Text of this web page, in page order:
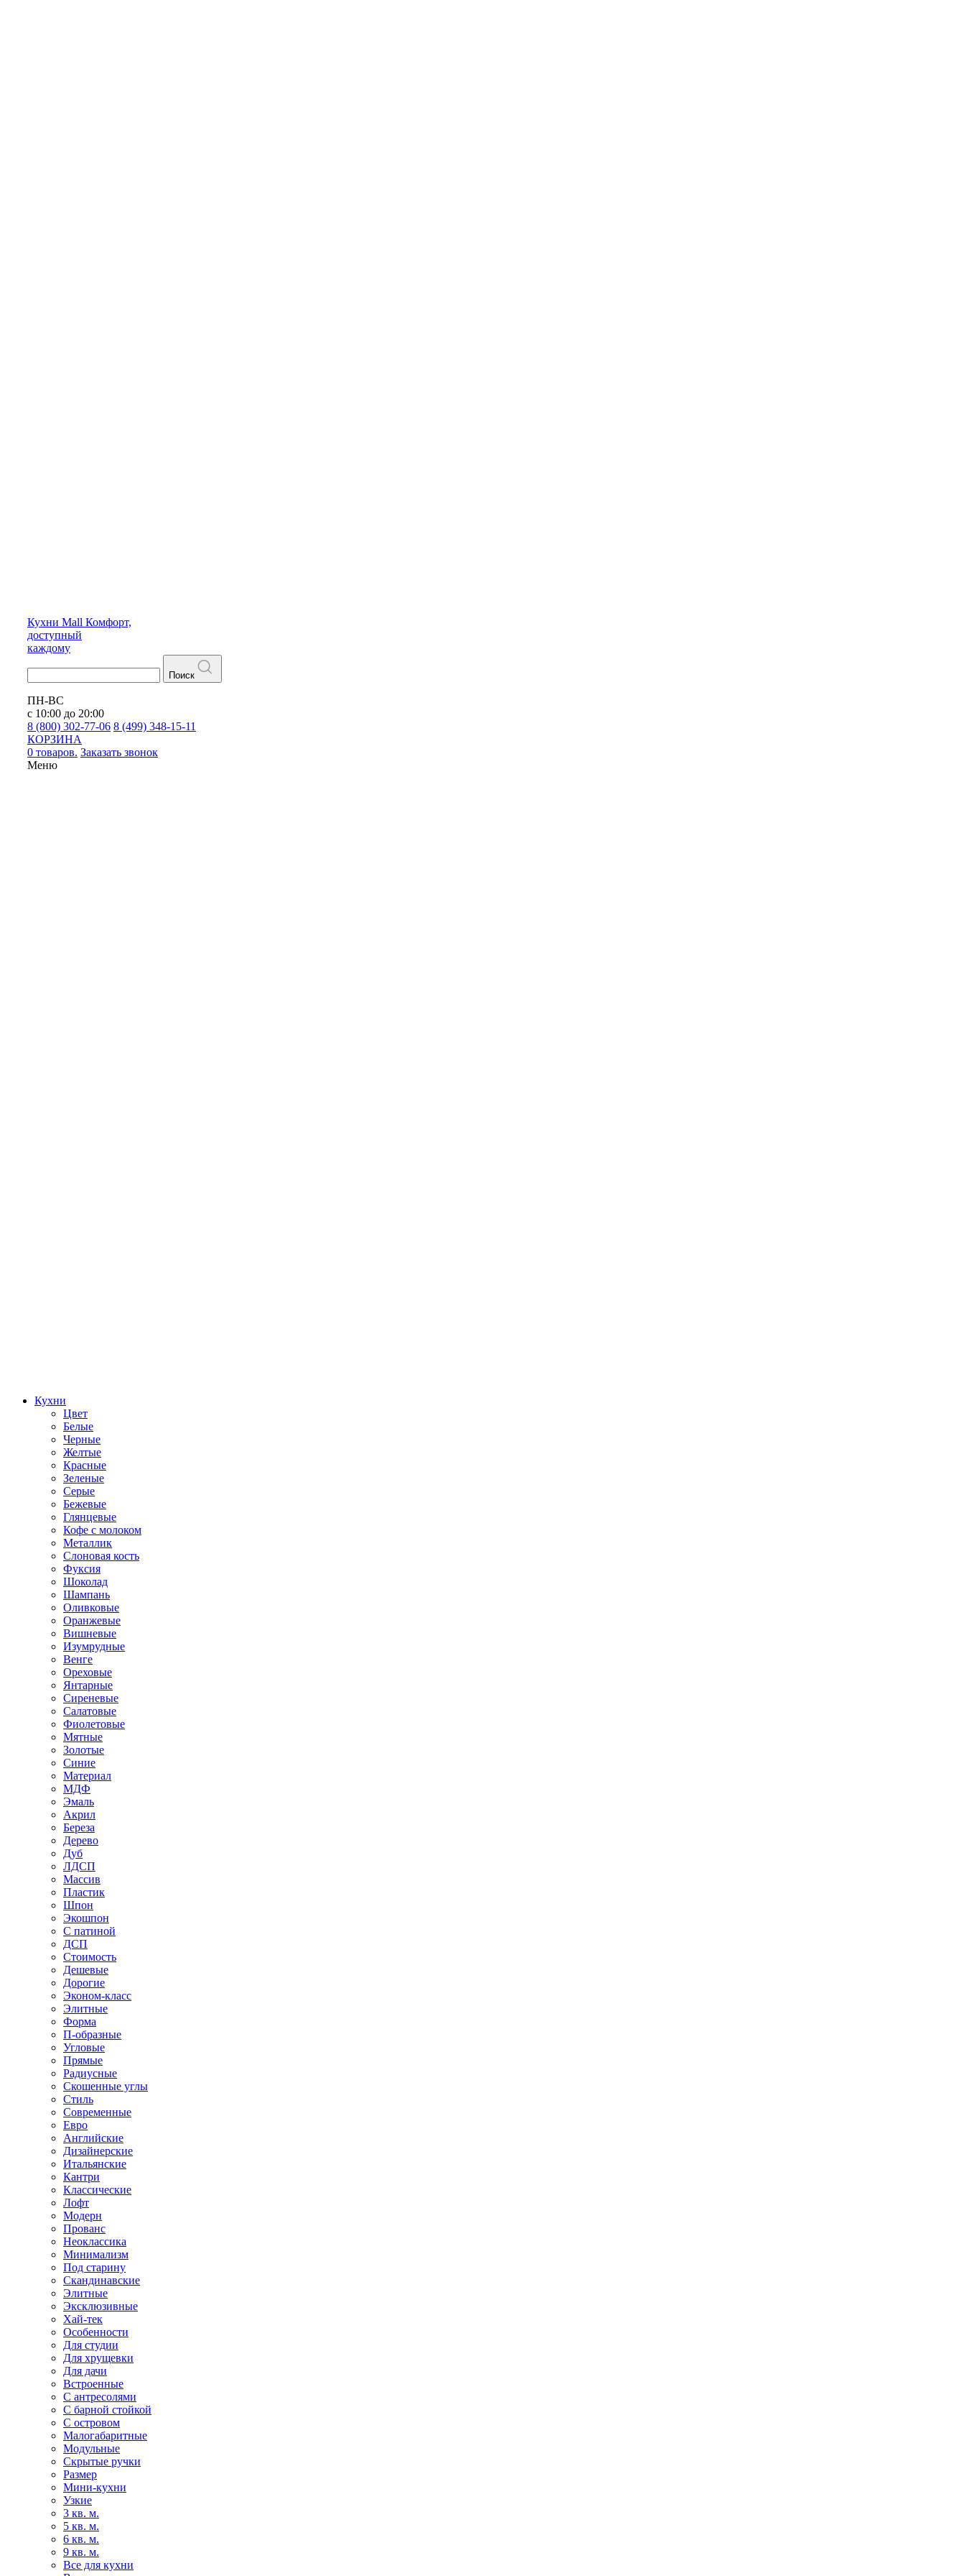
Кухни Mall Комфорт,
доступный
каждому
Поиск
ПН-ВС
с 10:00 до 20:00
8 (800) 302-77-06 8 (499) 348-15-11
КОРЗИНА
0 товаров. Заказать звонок
Меню
Кухни
Цвет
Белые
Черные
Желтые
Красные
Зеленые
Серые
Бежевые
Глянцевые
Кофе с молоком
Металлик
Слоновая кость
Фуксия
Шоколад
Шампань
Оливковые
Оранжевые
Вишневые
Изумрудные
Венге
Ореховые
Янтарные
Сиреневые
Салатовые
Фиолетовые
Мятные
Золотые
Синие
Материал
МДФ
Эмаль
Акрил
Береза
Дерево
Дуб
ЛДСП
Массив
Пластик
Шпон
Экошпон
С патиной
ДСП
Стоимость
Дешевые
Дорогие
Эконом-класс
Элитные
Форма
П-образные
Угловые
Прямые
Радиусные
Скошенные углы
Стиль
Современные
Евро
Английские
Дизайнерские
Итальянские
Кантри
Классические
Лофт
Модерн
Прованс
Неоклассика
Минимализм
Под старину
Скандинавские
Элитные
Эксклюзивные
Хай-тек
Особенности
Для студии
Для хрущевки
Для дачи
Встроенные
С антресолями
С барной стойкой
С островом
Малогабаритные
Модульные
Скрытые ручки
Размер
Мини-кухни
Узкие
3 кв. м.
5 кв. м.
6 кв. м.
9 кв. м.
Все для кухни